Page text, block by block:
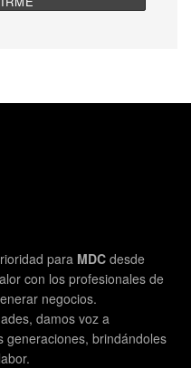
para MDC desde
con los profesionales de
negocios.
damos voz a
generaciones, brindándoles